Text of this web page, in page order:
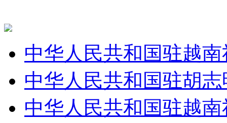
中华人民共和国驻越
中华人民共和国驻胡
中华人民共和国驻越